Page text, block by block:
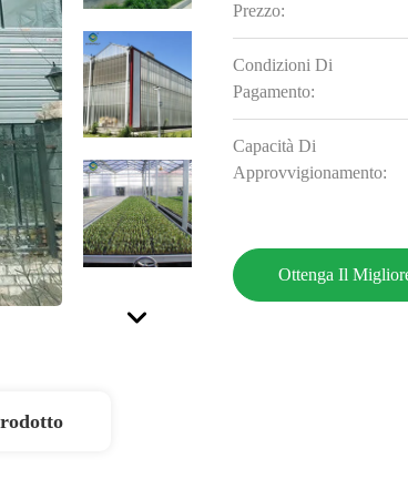
Prezzo:
Condizioni Di
Pagamento:
Capacità Di
Approvvigionamento:
Ottenga Il